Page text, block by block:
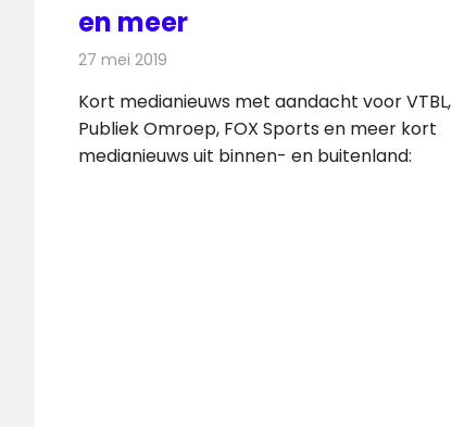
en meer
27 mei 2019
Kort medianieuws met aandacht voor VTBL,
Publiek Omroep, FOX Sports en meer kort
medianieuws uit binnen- en buitenland: